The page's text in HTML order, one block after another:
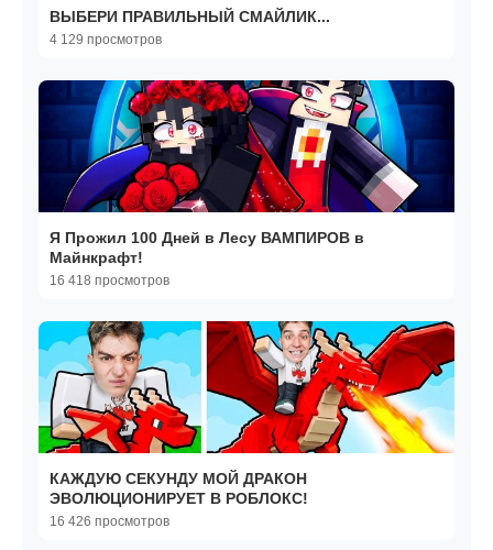
ВЫБЕРИ ПРАВИЛЬНЫЙ СМАЙЛИК...
4 129 просмотров
Я Прожил 100 Дней в Лесу ВАМПИРОВ в
Майнкрафт!
16 418 просмотров
КАЖДУЮ СЕКУНДУ МОЙ ДРАКОН
ЭВОЛЮЦИОНИРУЕТ В РОБЛОКС!
16 426 просмотров